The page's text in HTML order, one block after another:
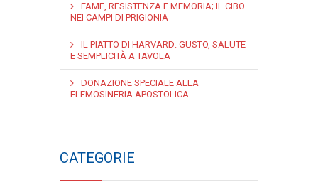
FAME, RESISTENZA E MEMORIA; IL CIBO
NEI CAMPI DI PRIGIONIA
IL PIATTO DI HARVARD: GUSTO, SALUTE
E SEMPLICITÀ A TAVOLA
DONAZIONE SPECIALE ALLA
ELEMOSINERIA APOSTOLICA
CATEGORIE